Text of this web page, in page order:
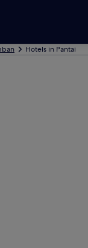
Hotels in Pantai